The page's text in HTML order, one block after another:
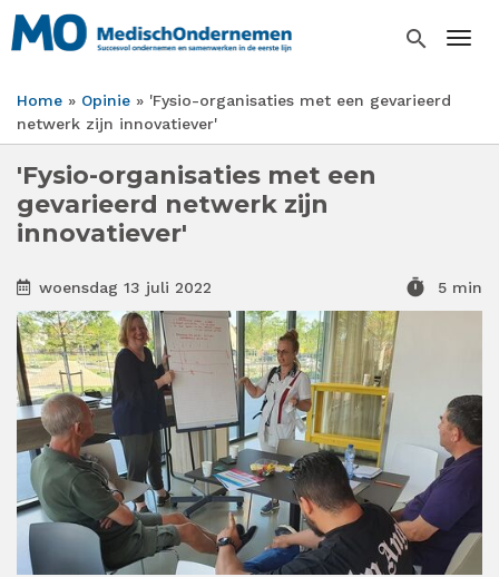
Overslaan
en
inhoud
gaan
search
Kruimelpad
Home Opinie
'Fysio-organisaties met een gevarieerd
netwerk zijn innovatiever'
'Fysio-organisaties met een
gevarieerd netwerk zijn
innovatiever'
woensdag 13 juli 2022 timer 5 min